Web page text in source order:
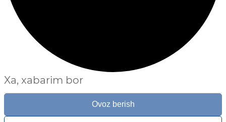
Xa, xabarim bor
Ovoz berish